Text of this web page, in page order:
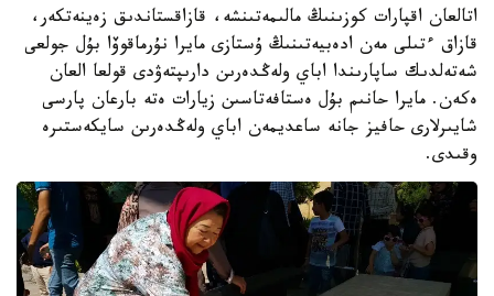
اتالعان اقپارات كوزىنىڭ مالىمەتىنشە، قازاقستاندىق زەينەتكەر،
قازاق ءتىلى مەن ادەبيەتىنىڭ ۇستازى مايرا نۇرماقوۆا بۇل جولعى
شەتەلدىك ساپارىندا اباي ولەڭدەرىن دارىپتەۋدى قولعا العان
ەكەن. مايرا حانىم بۇل ەستافەتاسىن زيارات ەتە بارعان پارسى
شايىرلارى حافيز جانە ساعديمەن اباي ولەڭدەرىن سايكەستىرە
وقىدى.